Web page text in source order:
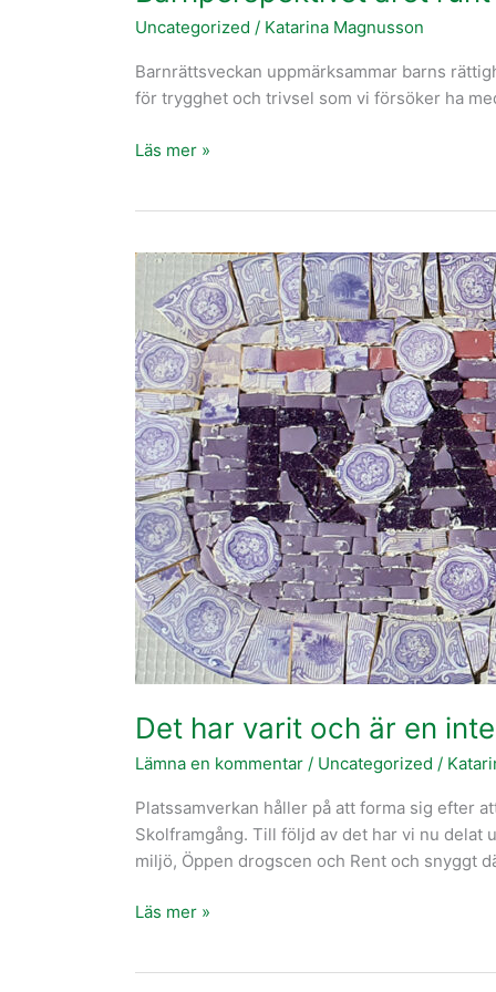
Uncategorized / Katarina Magnusson
Barnrättsveckan uppmärksammar barns
för trygghet och trivsel som vi försöker ha
Läs mer »
Det har varit och är en
Lämna en kommentar / Uncategorized /
Platssamverkan håller på att forma sig efter
Skolframgång. Till följd av det har vi nu delat
miljö, Öppen drogscen och Rent och snyggt
Det
varit
och
är
en
intensiv
vår
i
Rågsved.
Läs mer »